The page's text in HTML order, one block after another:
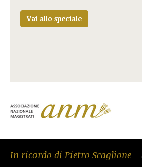
Vai allo speciale
In ricordo di Pietro Scaglione